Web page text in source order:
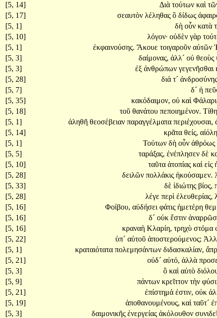
[5, 14]
Διὰ τούτων καὶ
[5, 17]
σεαυτὸν λέληθας ὃ δίδως
[5, 1]
δὴ οὖν κατὰ
[5, 10]
λόγον· οὐδὲν γὰρ
[5, 1]
ἐκφαινούσης. Ἄκουε τοιγαροῦν αὐτῶν
[5, 3]
δαίμονας, ἀλλ´ οὐ θεοὺς
[5, 3]
ἐξ ἀνθρώπων γεγενῆσθαι
[5, 28]
διά τ´
[5, 7]
δ´ ἡ
[5, 35]
κακόδαιμον, οὐ καὶ
[5, 18]
τοῦ θανάτου πεποιημένον.
[5, 1]
ἀληθῆ θεοσέβειαν παραγγέλματα περιέχουσαι,
[5, 14]
κρᾶτα θείς,
[5, 1]
Τούτων δὴ οὖν ἀθρόως
[5, 5]
ταράξας, ἐνέπλησεν δὲ
[5, 10]
ταῦτα ἀτοπίας καὶ εἰς
[5, 28]
δειλῶν πολλάκις ἠκούσαμεν.
[5, 33]
δὲ ἰδιώτης βίος,
[5, 28]
λέγε περὶ ἐλευθερίας,
[5, 16]
Φοίβου, αὐδήσει φάτις ἡμετέρη
[5, 16]
δ´ οὐκ ἔστιν
[5, 16]
κραναὴ Κλαρίη, τρηχὺ στόμα
[5, 22]
ὑπ´ αὐτοῦ ἀποστερούμενος;
[5, 1]
κραταιότατα πολεμησάντων διδασκαλίαν,
[5, 21]
οὐδ´ αὐτό, ἀλλὰ
[5, 3]
ὃ καὶ αὐτὸ
[5, 9]
πάντων κρεῖττον τὴν
[5, 21]
ἐπίστημά ἐστιν, οὐκ
[5, 19]
ἀποθανουμένους, καὶ ταῦτ´
[5, 3]
δαιμονικῆς ἐνεργείας ἀκόλουθον